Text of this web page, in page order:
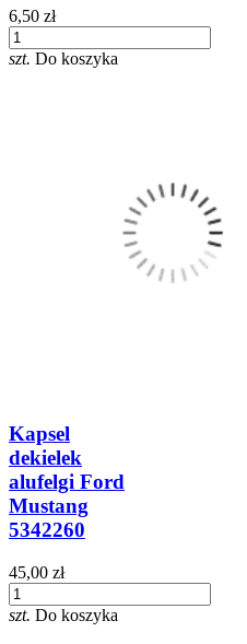
6,50 zł
szt. Do koszyka
Kapsel
dekielek
alufelgi Ford
Mustang
5342260
45,00 zł
szt. Do koszyka